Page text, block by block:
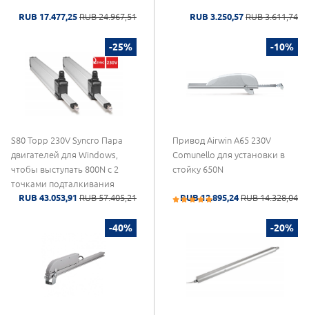
RUB 17.477,25 RUB 24.967,51 RUB 3.250,57 RUB 3.611,74
-25%
S80 Topp 230V Syncro Пара
двигателей для Windows,
чтобы выступать 800N с 2
точками подталкивания
RUB 43.053,91 RUB 57.405,21
-10%
Привод Airwin A65 230V
Comunello для установки в
стойку 650N
RUB 12.895,24 RUB 14.328,04
-40% -20%